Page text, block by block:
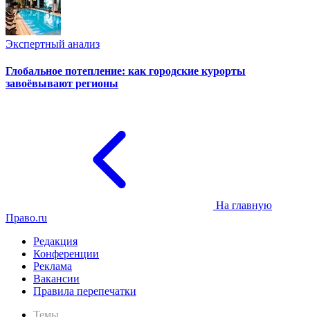
Экспертный анализ
Глобальное потепление: как городские курорты
завоёвывают регионы
На главную
Право.ru
Редакция
Конференции
Реклама
Вакансии
Правила перепечатки
Темы